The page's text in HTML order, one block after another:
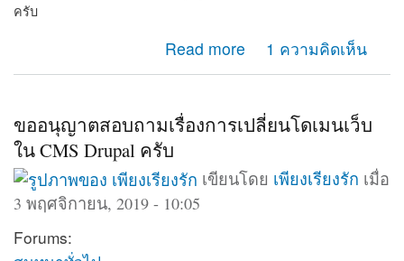
ครับ
Read more
about ขอวิธีการติดตั้ง drupal 1 ความคิดเห็น
ขออนุญาตสอบถามเรื่องการเปลี่ยนโดเมนเว็บ
ใน CMS Drupal ครับ
เขียนโดย เพียงเรียงรัก เมื่อ
3 พฤศจิกายน, 2019 - 10:05
Forums: